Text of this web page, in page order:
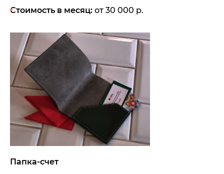
Стоимость в месяц: от 30 000 р.
Папка-счет